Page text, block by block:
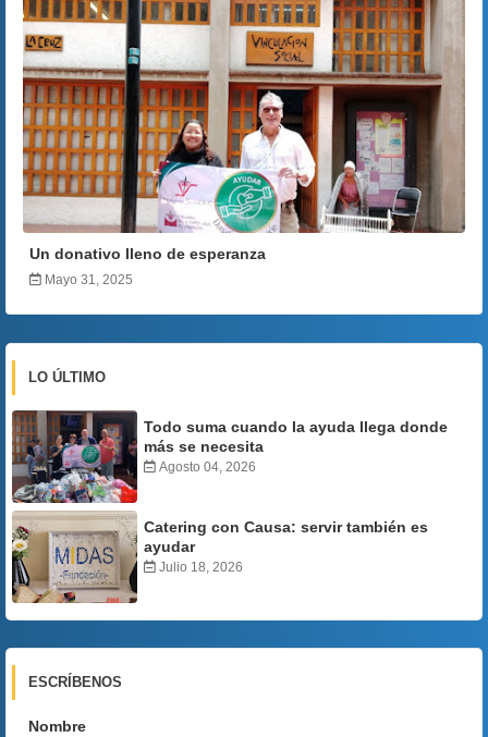
Un donativo lleno de esperanza
Mayo 31, 2025
LO ÚLTIMO
Todo suma cuando la ayuda llega donde
más se necesita
Agosto 04, 2026
Catering con Causa: servir también es
ayudar
Julio 18, 2026
ESCRÍBENOS
Nombre